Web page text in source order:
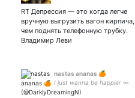
RT Депрессия — это когда легче
вручную выгрузить вагон кирпича,
чем поднять телефонную трубку.
Владимир Леви
nastas ananas 🍊
I just wanna be happier ∞